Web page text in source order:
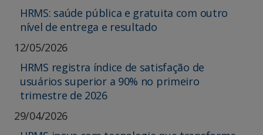
HRMS: saúde pública e gratuita com outro
nível de entrega e resultado
12/05/2026
HRMS registra índice de satisfação de
usuários superior a 90% no primeiro
trimestre de 2026
29/04/2026